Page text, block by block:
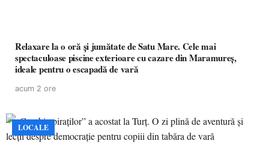
Relaxare la o oră și jumătate de Satu Mare. Cele mai
spectaculoase piscine exterioare cu cazare din Maramureș,
ideale pentru o escapadă de vară
acum 2 ore
LOCALE